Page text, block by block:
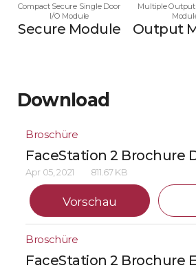
Compact Secure Single Door
I/O Module
Secure Module
Multiple Output
Output
Download
Broschüre
FaceStation 2 Brochure
Apr 05, 2021 811.67 KB
Vorschau
Broschüre
FaceStation 2 Brochure